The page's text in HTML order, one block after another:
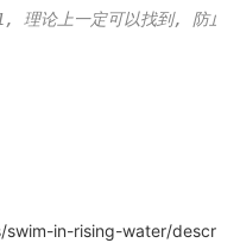
论上一定可以找到, 防止
in-rising-water/descr